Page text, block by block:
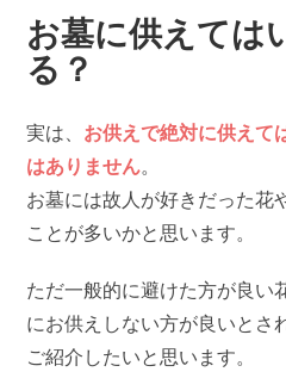
お墓に供えては
る？
実は、 お供えで絶対に供えて
はありません。
お墓には故人が好きだった花
ことが多いかと思います。
ただ一般的に避けた方が良い
にお供えしない方が良いとさ
ご紹介したいと思います。